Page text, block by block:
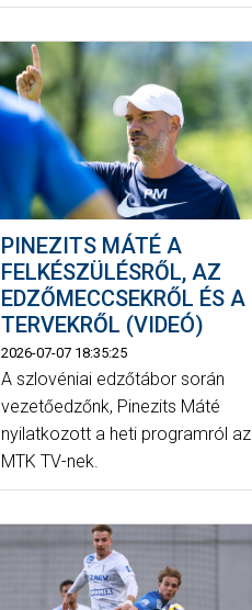
PINEZITS MÁTÉ A
FELKÉSZÜLÉSRŐL, AZ
EDZŐMECCSEKRŐL ÉS A
TERVEKRŐL (VIDEÓ)
2026-07-07 18:35:25
A szlovéniai edzőtábor során
vezetőedzőnk, Pinezits Máté
nyilatkozott a heti programról az
MTK TV-nek.